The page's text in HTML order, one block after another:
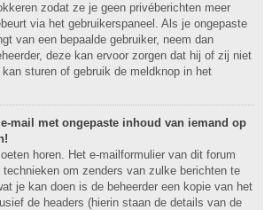
zodat ze je geen privéberichten meer
via het gebruikerspaneel. Als je ongepaste
van een bepaalde gebruiker, neem dan
deze kan ervoor zorgen dat hij of zij niet
kan sturen of gebruik de meldknop in het
e-mail met ongepaste inhoud van iemand op
horen. Het e-mailformulier van dit forum
om zenders van zulke berichten te
je kan doen is de beheerder een kopie van het
de headers (hierin staan de details van de